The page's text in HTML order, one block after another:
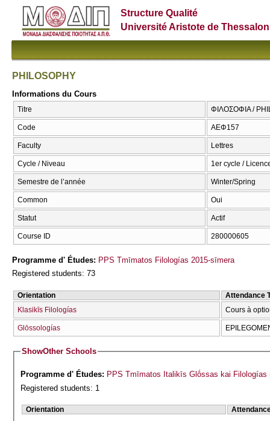
Structure Qualité
Université Aristote de
PHILOSOPHY
Informations du Cours
Titre ΦΙΛΟΣΟΦΙΑ /
Code ΑΕΦ157
Faculty Lettres
Cycle / Niveau 1er cycle /
Semestre de l’année Winter/Spring
Common Oui
Statut Actif
Course ID 280000605
Programme d' Études: PPS Tmīmatos Filologías 2015-sīmera
Registered students: 73
Orientation
Attendance
Klasikīs Filologías
Cours à
Glōssologías
ShowOther Schools
Programme d' Études: PPS Tmīmatos Italikīs Glṓssas kai Filologías
Registered students: 1
Orientation